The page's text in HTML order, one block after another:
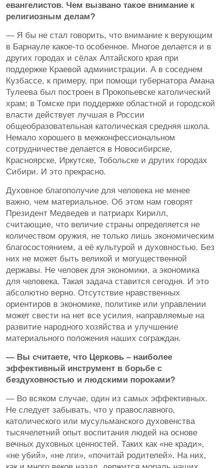
евангелистов. Чем вызвано такое внимание к
религиозным делам?
— Я бы не стал говорить, что внимание к верующим
в Барнауле какое-то особенное. Многое делается и в
других городах и сёлах Алтайского края при
поддержке Краевой администрации. А в соседнем
Кузбассе, к примеру, при помощи губернатора Амана
Тулеева был построен в Прокопьевске католический
храм; в Томске при поддержке областной и городской
власти действует лучшая в России
общеобразовательная католическая средняя школа.
Немало хорошего в межконфессиональном
сотрудничестве делается в Новосибирске,
Красноярске, Иркутске, Тобольске и других городах
Сибири. И это прекрасно.
Духовное благополучие для человека не менее
важно, чем материальное. Об этом нам говорят
Президент Медведев и патриарх Кирилл,
считающие, что величие страны определяется не
количеством оружия, не только лишь экономическим
благосостоянием, а её культурой и духовностью. Без
них не может быть великой и могущественной
державы. Не человек для экономики, а экономика
для человека. Такая задача ставится сегодня. И это
абсолютно верно. Отсутствие нравственных
ориентиров в экономике, политике или управлении
может свести на нет все усилия, направляемые на
развитие народного хозяйства и улучшение
материального положения наших сограждан.
— Вы считаете, что Церковь – наиболее
эффективный инструмент в борьбе с
бездуховностью и людскими пороками?
— Во всяком случае, один из самых эффективных.
Не следует забывать, что у православного,
католического или мусульманского духовенства
тысячелетний опыт воспитания людей на основе
вечных духовных ценностей. Таких как «не кради»,
«не убий», «не лги», «почитай родителей». На них,